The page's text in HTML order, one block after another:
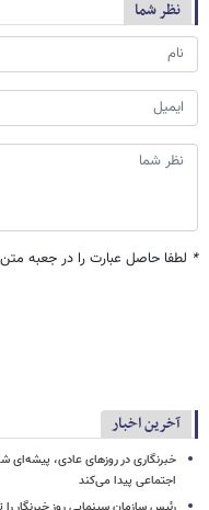
نظر شما
* لطفا حاصل عبارت را در جعبه متن
آخرین اخبار
خبرنگاری در روزهای عادی،
اجتماعی پیدا می‌کند